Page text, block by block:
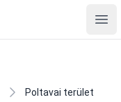
Poltavai terület